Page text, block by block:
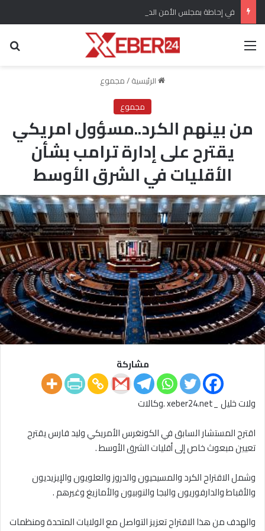
القائمة
الرئيسية/مجموع
مجموع
من بينهم الكرد..مسؤول امريكي
يقترح على إدارة ترامب بشأن
الأقليات في الشرق الأوسط
مشاركة
ولات خليل _xeber24.net .وكالات
اقترح المستشار السابق في الكونغرس الأمريكي وليد فارس يقترح
تعيين مبعوث خاص إلى أقليات الشرق الأوسط .
وشمل الاقتراح الكرد والمسيحيون والدروز والعلويون والإيزيديون
والأقباط والدارفوريون والبجا والنوبيون والأمازيغ وغيرهم .
والهدف من هذا الاقتراح تعزيز التواصل مع الولايات المتحدة ومنظمات